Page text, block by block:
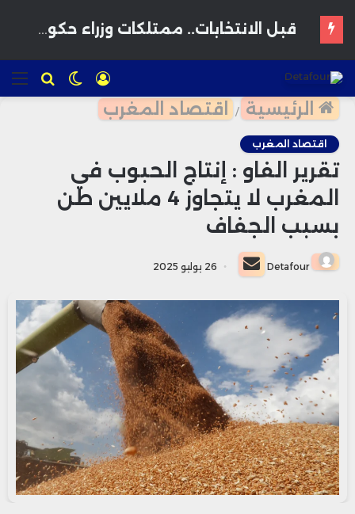
للبحث الوضع
المظلم
تسجيل
الدخول
الرئيسية / اقتصاد المغرب
اقتصاد المغرب
تقرير الفاو : إنتاج الحبوب في
المغرب لا يتجاوز 4 ملايين طن
بسبب الجفاف
Detafour
أرسل
بريدا
إلكترونيا
26 يوليو 2025